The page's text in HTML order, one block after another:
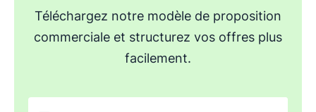
Téléchargez notre modèle de proposition
commerciale et structurez vos offres plus
facilement.